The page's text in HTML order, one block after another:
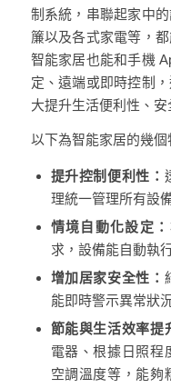
制系統，串聯起家中
簾以及各式家電等，
智能家居也能和手機
定、遠端或即時控制
大提升生活便利性、安
以下為智能家居的幾個
提升控制便利性：
理統一管理所有設
情境自動化設定：
求，設備能自動執
增加居家安全性：
能即時警示異常狀
節能與生活效率提
電器、根據日照程
空調溫度等，能夠